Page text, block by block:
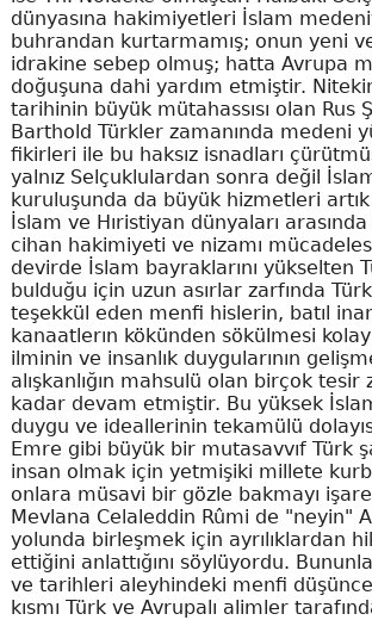
dünyasına hakimiyetleri İslam
buhrandan kurtarmamış; onun yeni
idrakine sebep olmuş; hatta Avrupa
doğuşuna dahi yardım etmiştir.
tarihinin büyük mütahassısı olan Rus
Barthold Türkler zamanında medeni
fikirleri ile bu haksız isnadları
yalnız Selçuklulardan sonra değil
kuruluşunda da büyük hizmetleri artık
İslam ve Hıristiyan dünyaları
cihan hakimiyeti ve nizamı
devirde İslam bayraklarını yükselten
bulduğu için uzun asırlar zarfında
teşekkül eden menfi hislerin, batıl
kanaatlerın kökünden sökülmesi
ilminin ve insanlık duygularının
alışkanlığın mahsulü olan birçok tesir
kadar devam etmiştir. Bu yüksek
duygu ve ideallerinin tekamülü
Emre gibi büyük bir mutasavvıf Türk
insan olmak için yetmişiki millete
onlara müsavi bir gözle bakmayı
Mevlana Celaleddin Rûmi de "neyin"
yolunda birleşmek için ayrılıklardan
ettiğini anlattığını söylüyordu.
ve tarihleri aleyhindeki menfi
kısmı Türk ve Avrupalı alimler